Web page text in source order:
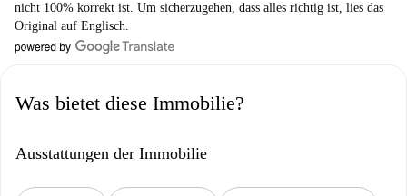
nicht 100% korrekt ist. Um sicherzugehen, dass alles richtig ist, lies das
Original auf Englisch.
Was bietet diese Immobilie?
Ausstattungen der Immobilie